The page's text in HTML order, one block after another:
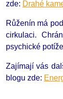
zde: Drahé
Růženín má
cirkulaci.
psychické
Zajímají vás
blogu zde: